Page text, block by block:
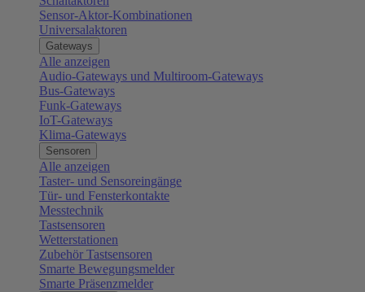
Sensor-Aktor-Kombinationen
Universalaktoren
Gateways
Alle anzeigen
Audio-Gateways und Multiroom-Gateways
Bus-Gateways
Funk-Gateways
IoT-Gateways
Klima-Gateways
Sensoren
Alle anzeigen
Taster- und Sensoreingänge
Tür- und Fensterkontakte
Messtechnik
Tastsensoren
Wetterstationen
Zubehör Tastsensoren
Smarte Bewegungsmelder
Smarte Präsenzmelder